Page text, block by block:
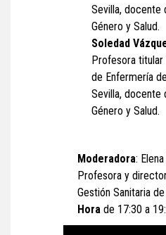
Sevilla, docente
Género y Salud.
Soledad
Profesora
de Enfermería
Sevilla, docente
Género y Salud.
Moderadora:
Profesora y
Gestión Sanitaria
Hora de 17:30 a